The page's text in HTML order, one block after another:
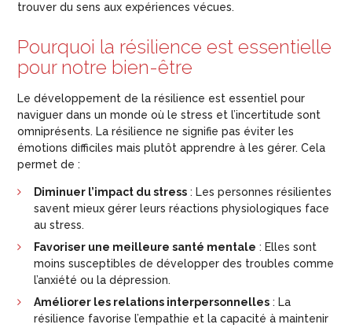
trouver du sens aux expériences vécues.
Pourquoi la résilience est essentielle
pour notre bien-être
Le développement de la résilience est essentiel pour
naviguer dans un monde où le stress et l’incertitude sont
omniprésents. La résilience ne signifie pas éviter les
émotions difficiles mais plutôt apprendre à les gérer. Cela
permet de :
Diminuer l’impact du stress: Les personnes résilientes
savent mieux gérer leurs réactions physiologiques face
au stress.
Favoriser une meilleure santé mentale : Elles sont
moins susceptibles de développer des troubles comme
l’anxiété ou la dépression.
Améliorer les relations interpersonnelles: La
résilience favorise l’empathie et la capacité à maintenir